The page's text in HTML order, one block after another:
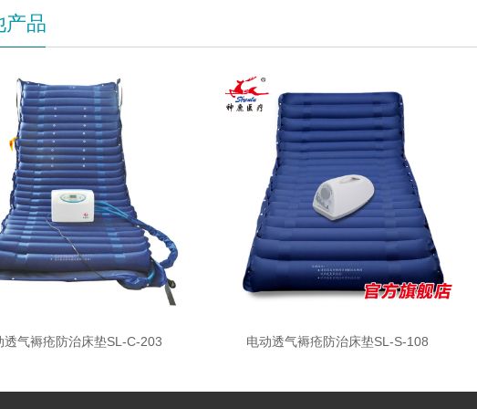
产品
透气褥疮防治床垫SL-C-203 电动透气褥疮防治床垫SL-S-108